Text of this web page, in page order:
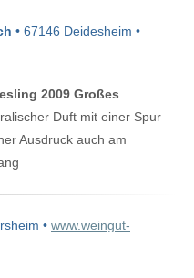
• 67146 Deidesheim •
2009 Großes
Duft mit einer Spur
Ausdruck auch am
• www.weingut-